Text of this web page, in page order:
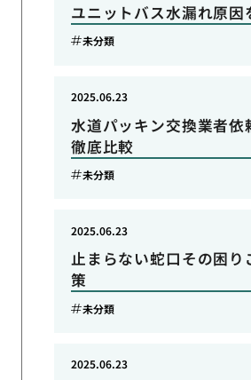
ユニットバス水漏れ原因
未分類
水道パッキン交換業者依
徹底比較
2025.06.23
未分類
止まらない蛇口その困り
策
2025.06.23
未分類
2025.06.23